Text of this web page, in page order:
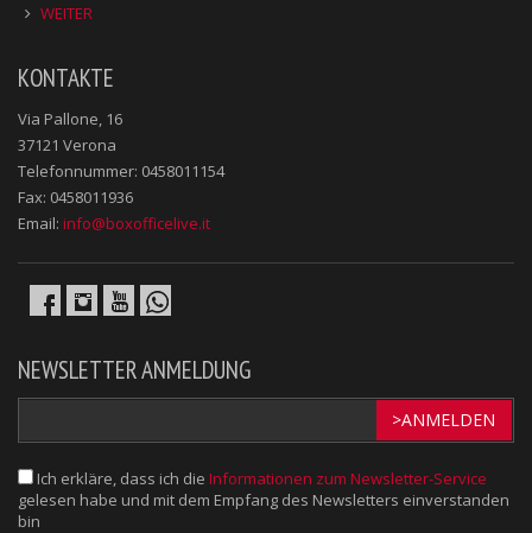
WEITER
KONTAKTE
Via Pallone, 16
37121 Verona
Telefonnummer: 0458011154
Fax: 0458011936
Email: info@boxofficelive.it
NEWSLETTER ANMELDUNG
>ANMELDEN
Ich erkläre, dass ich die Informationen zum Newsletter-Service
gelesen habe und mit dem Empfang des Newsletters einverstanden
bin